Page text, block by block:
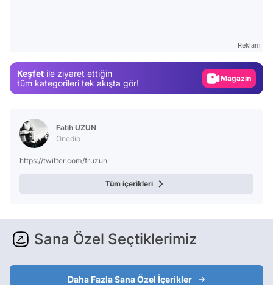
Reklam
Keşfet ile ziyaret ettiğin
tüm kategorileri tek akışta gör!
Magazin
Fatih UZUN
Onedio
https://twitter.com/fruzun
Tüm içerikleri
Sana Özel Seçtiklerimiz
Daha Fazla Sana Özel İçerikler